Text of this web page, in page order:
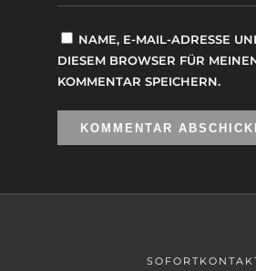
NAME, E-MAIL-ADRESSE
DIESEM BROWSER FÜR
KOMMENTAR SPEICHERN.